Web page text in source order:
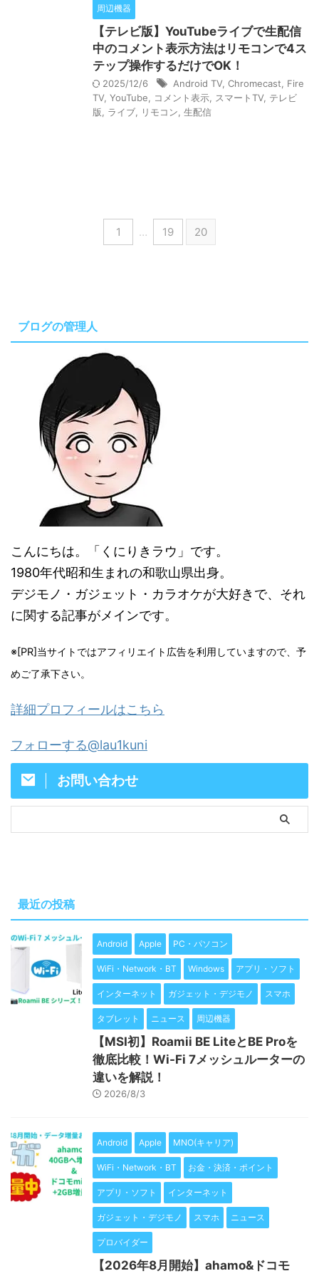
周辺機器
【テレビ版】YouTubeライブで生配信
中のコメント表示方法はリモコンで4ス
テップ操作するだけでOK！
2025/12/6 Android TV, Chromecast
Fire
TV, YouTube コメント表示 スマートTV, テレビ
版
ライブ リモコン 生配信
1 … 19 20
ブログの管理人
こんにちは。「くにりきラウ」です。
1980年代昭和生まれの和歌山県出身。
デジモノ・ガジェット・カラオケが大好きで、それ
に関する記事がメインです。
※[PR]当サイトではアフィリエイト広告を利用していますので、予
めご了承下さい。
詳細プロフィールはこちら
フォローする@lau1kuni
お問い合わせ
最近の投稿
Android Apple PC・パソコン
WiFi・Network・BT Windows アプリ・ソフト
インターネット ガジェット・デジモノ スマホ
タブレット ニュース 周辺機器
【MSI初】Roamii BE LiteとBE Proを
徹底比較！Wi-Fi 7メッシュルーターの
違いを解説！
2026/8/3
Android Apple MNO(キャリア)
WiFi・Network・BT お金・決済・ポイント
アプリ・ソフト インターネット
ガジェット・デジモノ スマホ ニュース
プロバイダー
【2026年8月開始】ahamo&ドコモ